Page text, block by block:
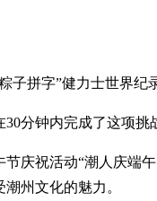
子拼字”健力士世界
分钟内完成了这项
庆祝活动“潮人庆端
州文化的魅力。